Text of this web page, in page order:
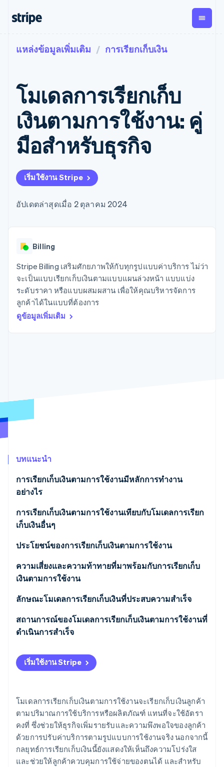
การชำระเงิน
การชำระเงิน
ออนไลน์
Payment links
การชำระเงิน
แบบไม่ต้อง
เขียนโค้ด
Checkout
UI การชำระ
Elements
องค์ประกอบ UI
ที่ยืดหยุ่น
เงิน
มากกว่า 125
Boost
ยกระดับการ
ยอมรับการ
ชำระเงิน
Link
การชำระเงินที่
รวดเร็วขึ้น
รายรับ
รายรับตาม
แบบแผนล่วง
หน้า
Metronome
การเรียกเก็บ
ใช้งาน
การชำระเงิน
ตามรอบบิล
การจัดการ
การชำระเงิน
ตามรอบบิล
Invoicing
ครั้งเดียวหรือ
ล่วงหน้า
Tax
ขายและ VAT
ระบบ
อัตโนมัติ
สำหรับการ
ทำบัญชี
Stripe
Sigma
รายงานที่
การ
Global
เบิกจ่าย
การชำ
เงินสำ
แพลตฟ
Product roadmap
Radar
การก่อตั้งบริษัทสตาร์ทอัพ
Climate
การขจัดคาร์บอน
Stripe Sessions 2026
ดูว่า Stripe กำลังสร้างโครงสร้างพื้นฐานระบบเศรษฐกิจสำหรับ
รับชมเลย
ตามขั้น
ตามกรณีใช้งาน
การค้าแบบใช้เอเจนต์
อีคอมเมิร์ซ
บริการทางการเงินที่ผสาน
รวมในตัว
การทำงานอัตโนมัติด้าน
การเงิน
การชำระเงินในแอป
ตามอุตสาหกรรม
บริษัท AI
เกม
เอกสารประกอบ
ไลบรารีและ SDK
Stripe Apps
คู่มือ
รับการชำระเงินออนไลน์
ติดตั้งใช้งานการชำระเงิน
สำเร็จรูป
สร้างแพลตฟอร์มหรือ
จัดการการชำระเงินตาม
บริการด้วยเอเจนต์
แหล่งข้อมูล
เรียนรู้
คู่มือ
การสนับสนุน
รับการสนับสนุน
แพ็กเกจการสนับสนุนที่ได้
รับการจัดการ
บริการเฉพาะทาง
ตำแหน่งงาน
ห้องข่าว
Stripe Press
การติดต่อ
แหล่งข้อมูลเพิ่มเติม การเรียกเก็บเงิน
โมเดลการเรียกเก็บ
เงินตามการใช้งาน: คู่
มือสําหรับธุรกิจ
เริ่มใช้งาน Stripe
อัปเดตล่าสุดเมื่อ 2 ตุลาคม 2024
Billing
Stripe Billing เสริมศักยภาพให้กับทุกรูปแบบค่าบริการ ไม่ว่า
จะเป็นแบบเรียกเก็บเงินตามแบบแผนล่วงหน้า แบบแบ่ง
ระดับราคา หรือแบบผสมผสาน เพื่อให้คุณบริหารจัดการ
ลูกค้าได้ในแบบที่ต้องการ
ดูข้อมูลเพิ่มเติม
บทแนะนำ
การเรียกเก็บเงินตามการใช้งานมีหลักการทํางาน
อย่างไร
การเรียกเก็บเงินตามการใช้งานเทียบกับโมเดลการเรียก
เก็บเงินอื่นๆ
การเรียกเก็บเงินตามการใช้งาน
การเรียกเก็บเงินตามรอบบิล
ประโยชน์ของการเรียกเก็บเงินตามการใช้งาน
ลูกค้า
ความเสี่ยงและความท้าทายที่มาพร้อมกับการเรียกเก็บ
เงินตามการใช้งาน
ลักษณะโมเดลการเรียกเก็บเงินที่ประสบความสําเร็จ
สถานการณ์ของโมเดลการเรียกเก็บเงินตามการใช้งานที่
ดําเนินการสําเร็จ
ชุดเพิ่มประสิทธิภาพการทํางานของ SaaS
ผู้ให้บริการพื้นที่เก็บข้อมูลคลาวด์
แพลตฟอร์ม API
บริการการประมวลผลแบบคลาวด์
บริษัทโทรคมนาคม
เริ่มใช้งาน Stripe
โมเดลการเรียกเก็บเงินตามการใช้งานจะเรียกเก็บเงินลูกค้า
ตามปริมาณการใช้บริการหรือผลิตภัณฑ์ แทนที่จะใช้อัตรา
คงที่ ซึ่งช่วยให้ธุรกิจเพิ่มรายรับและความพึงพอใจของลูกค้า
ด้วยการปรับค่าบริการตามรูปแบบการใช้งานจริง นอกจากนี้
กลยุทธ์การเรียกเก็บเงินนี้ยังแสดงให้เห็นถึงความโปร่งใส
และช่วยให้ลูกค้าควบคุมการใช้จ่ายของตนได้ และสําหรับ